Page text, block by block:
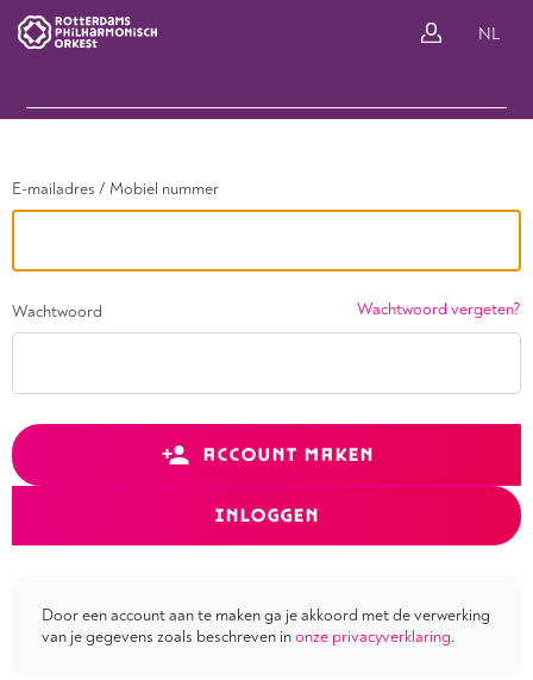
NL
E-mailadres / Mobiel nummer
Wachtwoord Wachtwoord vergeten?
ACCOUNT MAKEN
INLOGGEN
Door een account aan te maken ga je akkoord met de verwerking
van je gegevens zoals beschreven inonze privacyverklaring.